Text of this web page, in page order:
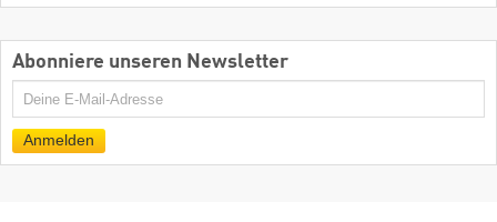
Abonniere unseren Newsletter
E-
Anmelden